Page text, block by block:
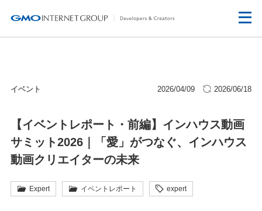
イベント 2026/04/09 2026/06/18
【イベントレポート・前編】インハウス動画
サミット2026｜「愛」がつなぐ、インハウス
動画クリエイターの未来
Expert イベントレポート expert